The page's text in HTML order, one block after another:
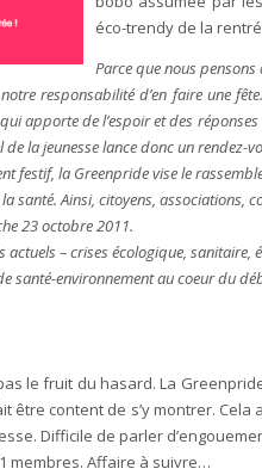
éco-trendy de la
Parce que nous
responsabilité d’en faire une
apporte de l’espoir et des
de la jeunesse lance donc un rendez-
festif, la Greenpride vise le
la santé. Ainsi, citoyens,
23 octobre 2011.
actuels – crises écologique,
santé-environnement au coeur du
le fruit du hasard. La
être content de s’y montrer.
Difficile de parler
membres. Affaire à suivre…